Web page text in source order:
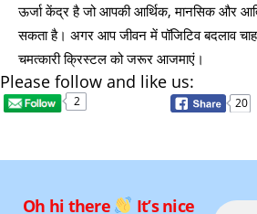
ऊर्जा केंद्र है जो आपकी आर्थिक, मानसिक और
सकता है। अगर आप जीवन में पॉजिटिव बदलाव
चमत्कारी क्रिस्टल को जरूर आजमाएं।
Please follow and like us:
2 20
Oh hi there
It’s nice